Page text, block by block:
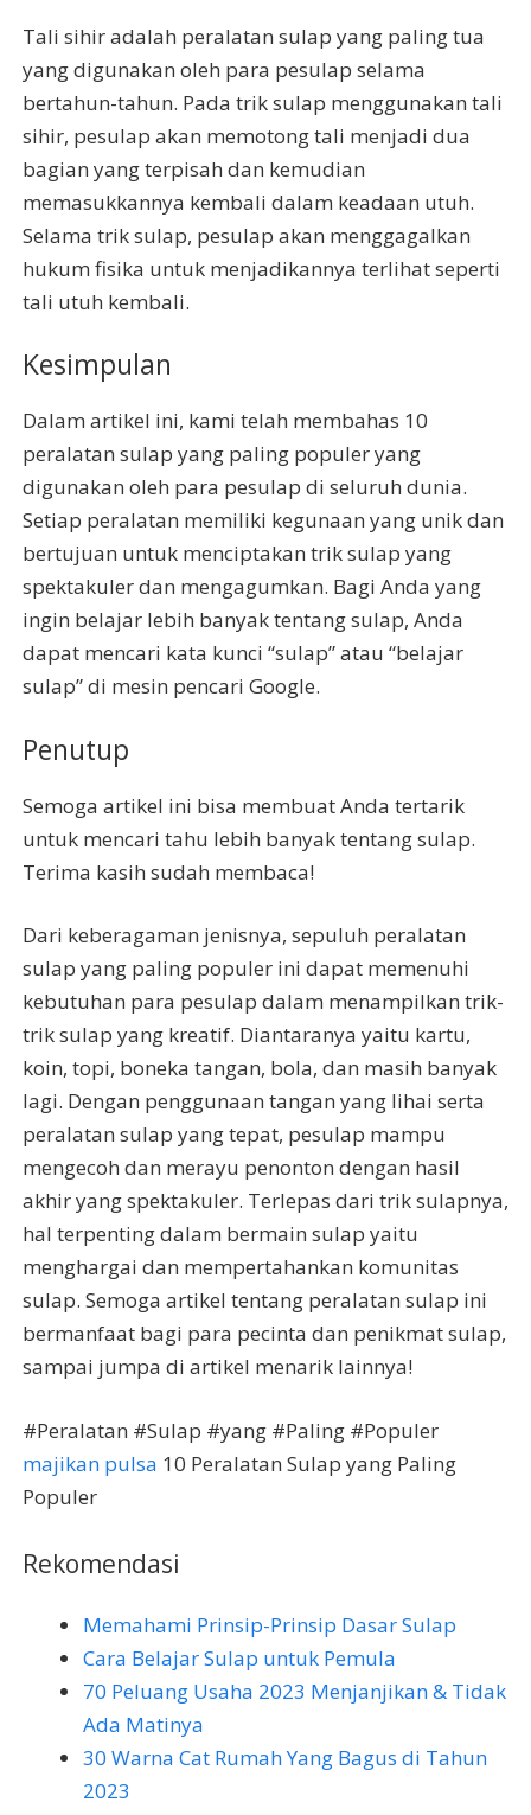
Tali sihir adalah peralatan sulap yang paling tua
yang digunakan oleh para pesulap selama
bertahun-tahun. Pada trik sulap menggunakan tali
sihir, pesulap akan memotong tali menjadi dua
bagian yang terpisah dan kemudian
memasukkannya kembali dalam keadaan utuh.
Selama trik sulap, pesulap akan menggagalkan
hukum fisika untuk menjadikannya terlihat seperti
tali utuh kembali.
Kesimpulan
Dalam artikel ini, kami telah membahas 10
peralatan sulap yang paling populer yang
digunakan oleh para pesulap di seluruh dunia.
Setiap peralatan memiliki kegunaan yang unik dan
bertujuan untuk menciptakan trik sulap yang
spektakuler dan mengagumkan. Bagi Anda yang
ingin belajar lebih banyak tentang sulap, Anda
dapat mencari kata kunci “sulap” atau “belajar
sulap” di mesin pencari Google.
Penutup
Semoga artikel ini bisa membuat Anda tertarik
untuk mencari tahu lebih banyak tentang sulap.
Terima kasih sudah membaca!
Dari keberagaman jenisnya, sepuluh peralatan
sulap yang paling populer ini dapat memenuhi
kebutuhan para pesulap dalam menampilkan trik-
trik sulap yang kreatif. Diantaranya yaitu kartu,
koin, topi, boneka tangan, bola, dan masih banyak
lagi. Dengan penggunaan tangan yang lihai serta
peralatan sulap yang tepat, pesulap mampu
mengecoh dan merayu penonton dengan hasil
akhir yang spektakuler. Terlepas dari trik sulapnya,
hal terpenting dalam bermain sulap yaitu
menghargai dan mempertahankan komunitas
sulap. Semoga artikel tentang peralatan sulap ini
bermanfaat bagi para pecinta dan penikmat sulap,
sampai jumpa di artikel menarik lainnya!
#Peralatan #Sulap #yang #Paling #Populer
majikan pulsa 10 Peralatan Sulap yang Paling
Populer
Rekomendasi
Memahami Prinsip-Prinsip Dasar Sulap
Cara Belajar Sulap untuk Pemula
70 Peluang Usaha 2023 Menjanjikan & Tidak
Ada Matinya
30 Warna Cat Rumah Yang Bagus di Tahun
2023